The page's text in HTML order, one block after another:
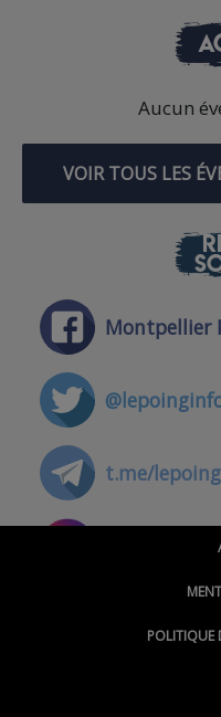
Aucun
VOIR TOUS LES
Montpellier
t.me/lepoing
POLITIQUE